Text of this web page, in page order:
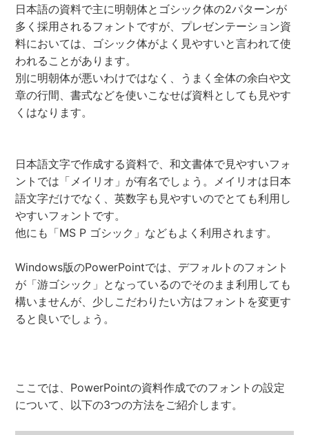
日本語の資料で主に明朝体とゴシック体の2パターンが
多く採用されるフォントですが、プレゼンテーション資
料においては、ゴシック体がよく見やすいと言われて使
われることがあります。
別に明朝体が悪いわけではなく、うまく全体の余白や文
章の行間、書式などを使いこなせば資料としても見やす
くはなります。
日本語文字で作成する資料で、和文書体で見やすいフォ
ントでは「メイリオ」が有名でしょう。メイリオは日本
語文字だけでなく、英数字も見やすいのでとても利用し
やすいフォントです。
他にも「MS P ゴシック」などもよく利用されます。
Windows版のPowerPointでは、デフォルトのフォント
が「游ゴシック」となっているのでそのまま利用しても
構いませんが、少しこだわりたい方はフォントを変更す
ると良いでしょう。
ここでは、PowerPointの資料作成でのフォントの設定
について、以下の3つの方法をご紹介します。